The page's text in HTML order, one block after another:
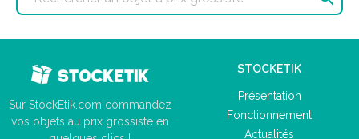
Sur StockEtik.com commandez
vos objets au prix grossiste en
STOCKETIK
Présentation
Fonctionnement
Actualités